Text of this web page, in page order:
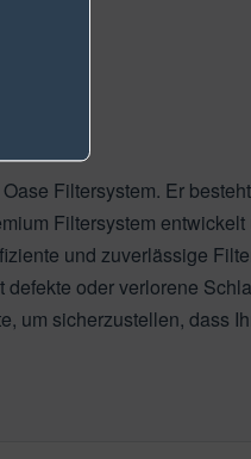
Filtersystem. Er
Filtersystem entwickelt
und zuverlässige
oder verlorene
um sicherzustellen, dass